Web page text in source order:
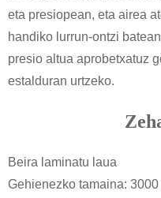
eta presiopean, eta airea
handiko lurrun-ontzi
presio altua aprobetxatuz
estalduran urtzeko.
Beira laminatu laua
Gehienezko tamaina: